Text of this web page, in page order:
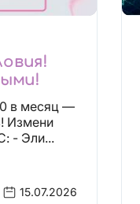
в месяц —
Измени
свою жизнь сегодня! О НАС: - Эли...
15.07.2026